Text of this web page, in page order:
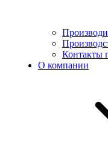
Контакты
О компании